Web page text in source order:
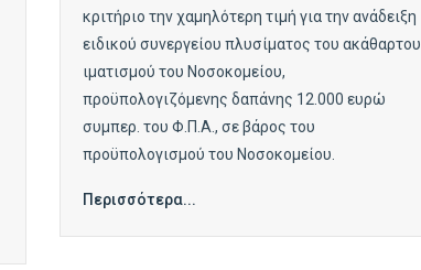
κριτήριο την χαμηλότερη τιμή για την ανάδειξη
ειδικού συνεργείου πλυσίματος του ακάθαρτου
ιματισμού του Νοσοκομείου,
προϋπολογιζόμενης δαπάνης 12.000 ευρώ
συμπερ. του Φ.Π.Α., σε βάρος του
προϋπολογισμού του Νοσοκομείου.
Περισσότερα...